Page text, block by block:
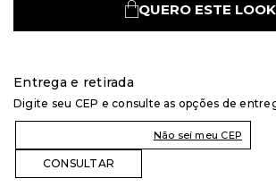
QUERO ESTE LOOK
Entrega e retirada
Digite seu CEP e consulte as opções de
Não sei meu CEP